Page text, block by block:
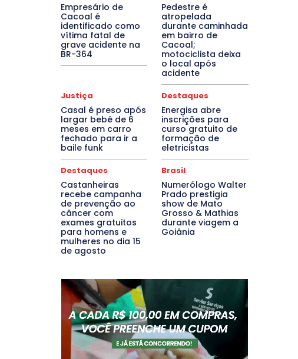
Empresário de
Cacoal é
identificado como
vítima fatal de
grave acidente na
BR-364
Pedestre é
atropelada
durante caminhada
em bairro de
Cacoal;
motociclista deixa
o local após
acidente
Justiça
Casal é preso após
largar bebê de 6
meses em carro
fechado para ir a
baile funk
Destaques
Energisa abre
inscrições para
curso gratuito de
formação de
eletricistas
Destaques
Castanheiras
recebe campanha
de prevenção ao
câncer com
exames gratuitos
para homens e
mulheres no dia 15
de agosto
Brasil
Numerólogo Walter
Prado prestigia
show de Mato
Grosso & Mathias
durante viagem a
Goiânia